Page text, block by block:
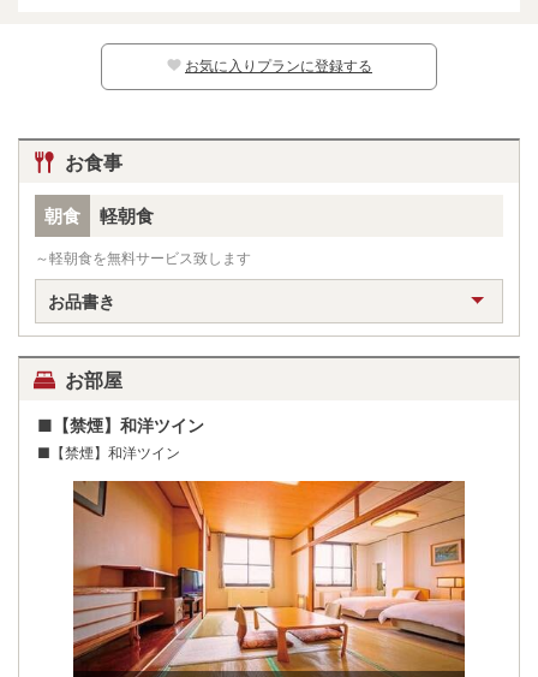
い日程ではお子様はご予約いただけません。
お気に入りプランに登録する
お食事
朝食 軽朝食
～軽朝食を無料サービス致します
お品書き
お部屋
■【禁煙】和洋ツイン
■【禁煙】和洋ツイン